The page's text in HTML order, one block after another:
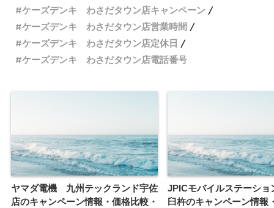
ケーズデンキ わさだタウン店キャンペーン
ケーズデンキ わさだタウン店営業時間
ケーズデンキ わさだタウン店定休日
ケーズデンキ わさだタウン店電話番号
ヤマダ電機 九州テックランド宇佐
店のキャンペーン情報・価格比較・
JPICモバイルステーシ
臼杵のキャンペーン情報